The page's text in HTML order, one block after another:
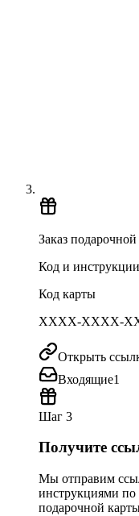
Заказ
Код и
Код карты
XXXX-XXXX-
Открыть
Входящие1
Шаг 3
Получите
Мы отправим
инструкциями
подарочной